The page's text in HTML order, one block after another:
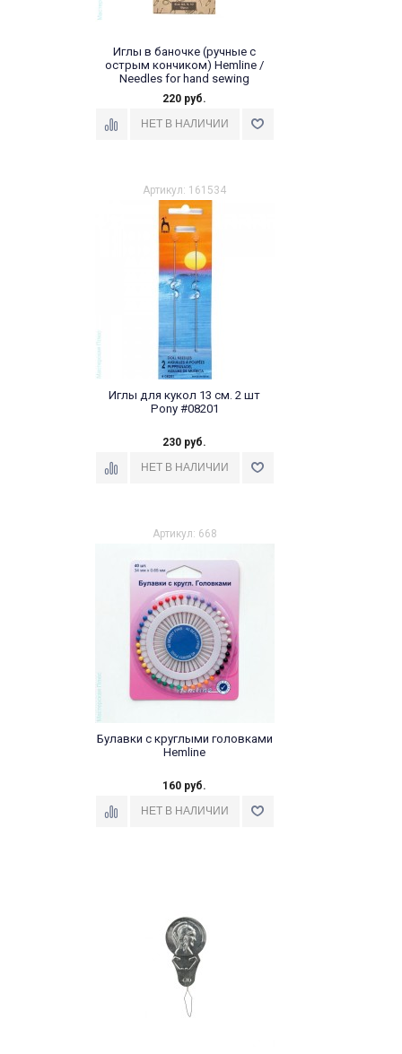
Иглы в баночке (ручные с
острым кончиком) Hemline /
Needles for hand sewing
Набор игл размеры №8-10
220 руб.
Артикул: 161534
Иглы для кукол 13 см. 2 шт
Pony #08201
230 руб.
Артикул: 668
Булавки с круглыми головками
Hemline
160 руб.